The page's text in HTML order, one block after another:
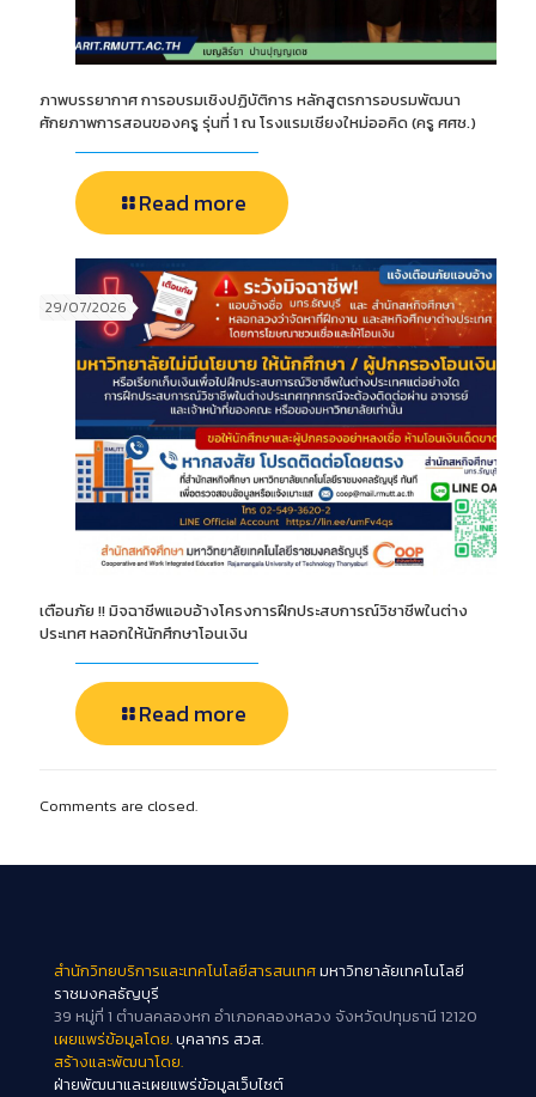
ภาพบรรยากาศ การอบรมเชิงปฏิบัติการ หลักสูตรการอบรมพัฒนา
ศักยภาพการสอนของครู รุ่นที่ 1 ณ โรงแรมเชียงใหม่ออคิด (ครู ศศช.)
Read more
29/07/2026
เตือนภัย !! มิจฉาชีพแอบอ้างโครงการฝึกประสบการณ์วิชาชีพในต่าง
ประเทศ หลอกให้นักศึกษาโอนเงิน
Read more
Comments are closed.
สำนักวิทยบริการและเทคโนโลยีสารสนเทศมหาวิทยาลัยเทคโนโลยี
ราชมงคลธัญบุรี
39 หมู่ที่ 1 ตำบลคลองหก อำเภอคลองหลวง จังหวัดปทุมธานี 12120
เผยแพร่ข้อมูลโดย.บุคลากร สวส.
สร้างและพัฒนาโดย.
ฝ่ายพัฒนาและเผยแพร่ข้อมูลเว็บไซต์